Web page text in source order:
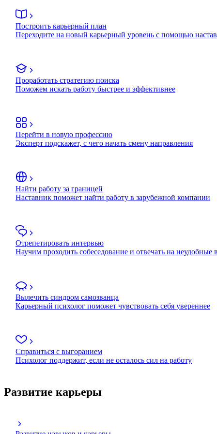
Построить карьерный план
Переходите на новый карьерный уровень с помощью
Проработать стратегию поиска
Поможем искать работу быстрее и эффективнее
Перейти в новую профессию
Эксперт подскажет, с чего начать смену направления
Найти работу за границей
Наставник поможет найти работу в зарубежной компании
Отрепетировать интервью
Научим проходить собеседование и отвечать на неудобные
Вылечить синдром самозванца
Карьерный психолог поможет чувствовать себя увереннее
Справиться с выгоранием
Психолог поддержит, если не осталось сил на работу
Развитие карьеры